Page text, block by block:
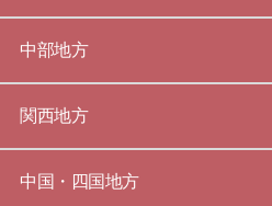
中部地方
関西地方
中国・四国地方